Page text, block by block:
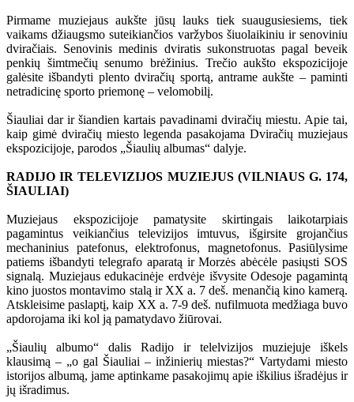
Pirmame muziejaus aukšte jūsų lauks tiek suaugusiesiems, tiek
vaikams džiaugsmo suteikiančios varžybos šiuolaikiniu ir senoviniu
dviračiais. Senovinis medinis dviratis sukonstruotas pagal beveik
penkių šimtmečių senumo brėžinius. Trečio aukšto ekspozicijoje
galėsite išbandyti plento dviračių sportą, antrame aukšte – paminti
netradicinę sporto priemonę – velomobilį.
Šiauliai dar ir šiandien kartais pavadinami dviračių miestu. Apie tai,
kaip gimė dviračių miesto legenda pasakojama Dviračių muziejaus
ekspozicijoje, parodos „Šiaulių albumas“ dalyje.
RADIJO IR TELEVIZIJOS MUZIEJUS (VILNIAUS G. 174,
ŠIAULIAI)
Muziejaus ekspozicijoje pamatysite skirtingais laikotarpiais
pagamintus veikiančius televizijos imtuvus, išgirsite grojančius
mechaninius patefonus, elektrofonus, magnetofonus. Pasiūlysime
patiems išbandyti telegrafo aparatą ir Morzės abėcėle pasiųsti SOS
signalą. Muziejaus edukacinėje erdvėje išvysite Odesoje pagamintą
kino juostos montavimo stalą ir XX a. 7 deš. menančią kino kamerą.
Atskleisime paslaptį, kaip XX a. 7-9 deš. nufilmuota medžiaga buvo
apdorojama iki kol ją pamatydavo žiūrovai.
„Šiaulių albumo“ dalis Radijo ir telelvizijos muziejuje iškels
klausimą – „o gal Šiauliai – inžinierių miestas?“ Vartydami miesto
istorijos albumą, jame aptinkame pasakojimų apie iškilius išradėjus ir
jų išradimus.